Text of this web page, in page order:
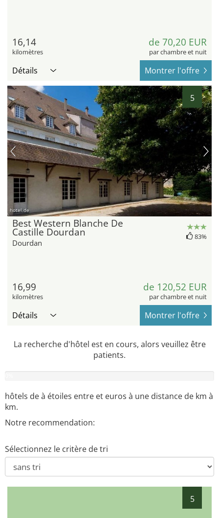
16,14
kilomètres
de 70,20 EUR
par chambre et nuit
Détails Montrer l'offre
5
hotel.de
Best Western Blanche De
Castille Dourdan
Dourdan
83%
16,99
kilomètres
de 120,52 EUR
par chambre et nuit
Détails Montrer l'offre
La recherche d'hôtel est en cours, alors veuillez être
patients.
hôtels deà étoiles entre et euros à une distance de km à
km.
Notre recommendation:
Sélectionnez le critère de tri
5